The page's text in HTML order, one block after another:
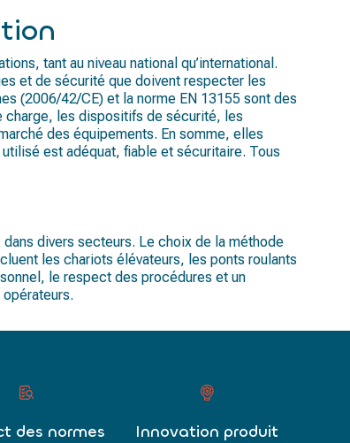
tant au niveau national qu’international.
et de sécurité que doivent respecter les
(2006/42/CE) et la norme EN 13155 sont des
charge, les dispositifs de sécurité, les
des équipements. En somme, elles
est adéquat, fiable et sécuritaire. Tous
divers secteurs. Le choix de la méthode
les chariots élévateurs, les ponts roulants
le respect des procédures et un
des normes Innovation produit